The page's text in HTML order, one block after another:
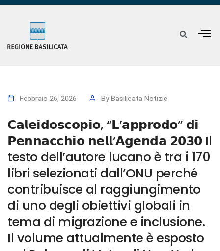
Febbraio 26, 2026 By Basilicata Notizie
𝗖𝗮𝗹𝗲𝗶𝗱𝗼𝘀𝗰𝗼𝗽𝗶𝗼, “𝗟’𝗮𝗽𝗽𝗿𝗼𝗱𝗼” 𝗱𝗶
𝗣𝗲𝗻𝗻𝗮𝗰𝗰𝗵𝗶𝗼 𝗻𝗲𝗹𝗹’𝗔𝗴𝗲𝗻𝗱𝗮 𝟮𝟬𝟯𝟬 Il
testo dell’autore lucano è tra i 170
libri selezionati dall’ONU perché
contribuisce al raggiungimento
di uno degli obiettivi globali in
tema di migrazione e inclusione.
Il volume attualmente è esposto